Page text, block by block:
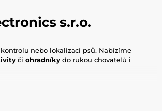
s.r.o.
nebo lokalizaci psů. Nabízíme
či ohradníky do rukou chovatelů i